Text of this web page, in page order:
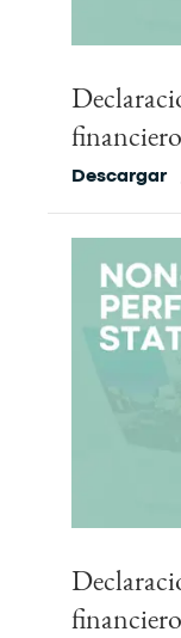
Descargar